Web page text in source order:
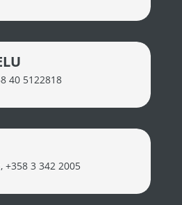
40 5122818
, +358 3 342 2005